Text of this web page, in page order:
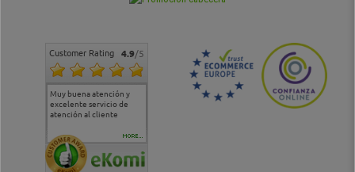
Customer Rating 4.9/5
Muy buena atención y
excelente servicio de
atención al cliente
Muy buena atención de
cara al asesoramiento
Si estoy contento
MORE...